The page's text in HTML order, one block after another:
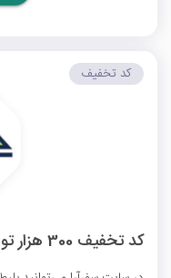
کد تخفیف 300 هزار تومانی بلیط هواپیما داخلی سفرآرا
کد تخفیف